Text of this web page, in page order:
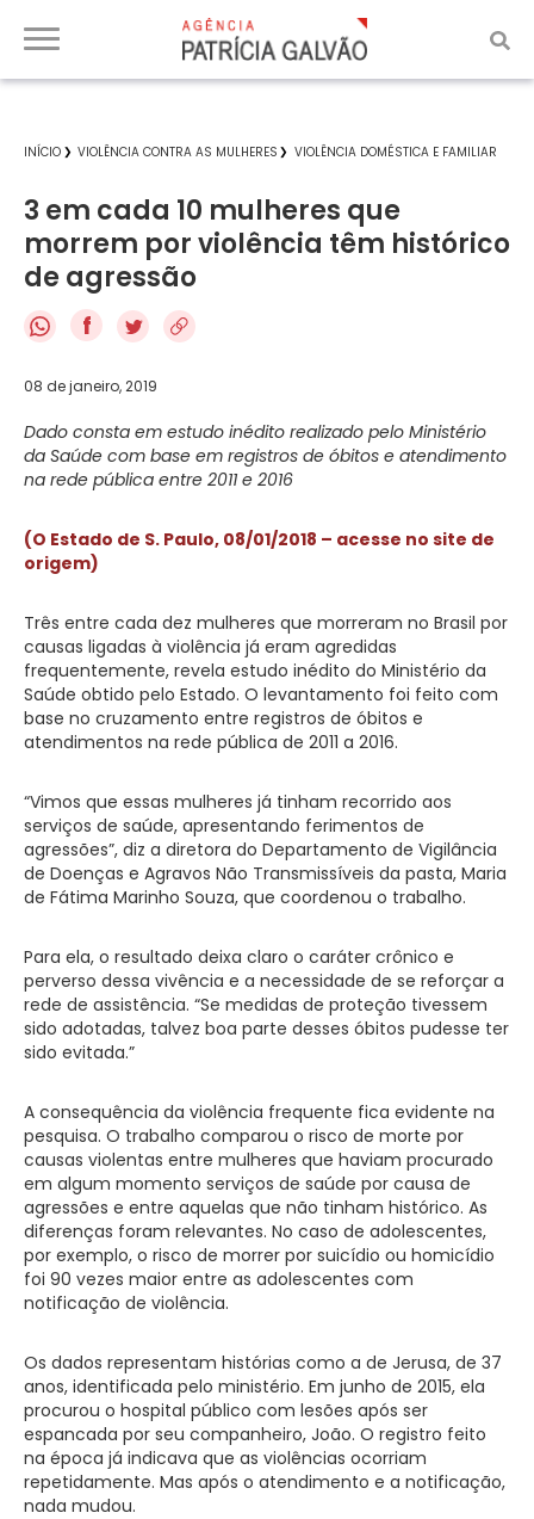
INÍCIO VIOLÊNCIA CONTRA AS MULHERES VIOLÊNCIA DOMÉSTICA E FAMILIAR
3 em cada 10 mulheres que
morrem por violência têm histórico
de agressão
f
08 de janeiro, 2019
Dado consta em estudo inédito realizado pelo Ministério
da Saúde com base em registros de óbitos e atendimento
na rede pública entre 2011 e 2016
(O Estado de S. Paulo, 08/01/2018 – acesse no site de
origem)
Três entre cada dez mulheres que morreram no Brasil por
causas ligadas à violência já eram agredidas
frequentemente, revela estudo inédito do Ministério da
Saúde obtido pelo Estado. O levantamento foi feito com
base no cruzamento entre registros de óbitos e
atendimentos na rede pública de 2011 a 2016.
“Vimos que essas mulheres já tinham recorrido aos
serviços de saúde, apresentando ferimentos de
agressões”, diz a diretora do Departamento de Vigilância
de Doenças e Agravos Não Transmissíveis da pasta, Maria
de Fátima Marinho Souza, que coordenou o trabalho.
Para ela, o resultado deixa claro o caráter crônico e
perverso dessa vivência e a necessidade de se reforçar a
rede de assistência. “Se medidas de proteção tivessem
sido adotadas, talvez boa parte desses óbitos pudesse ter
sido evitada.”
A consequência da violência frequente fica evidente na
pesquisa. O trabalho comparou o risco de morte por
causas violentas entre mulheres que haviam procurado
em algum momento serviços de saúde por causa de
agressões e entre aquelas que não tinham histórico. As
diferenças foram relevantes. No caso de adolescentes,
por exemplo, o risco de morrer por suicídio ou homicídio
foi 90 vezes maior entre as adolescentes com
notificação de violência.
Os dados representam histórias como a de Jerusa, de 37
anos, identificada pelo ministério. Em junho de 2015, ela
procurou o hospital público com lesões após ser
espancada por seu companheiro, João. O registro feito
na época já indicava que as violências ocorriam
repetidamente. Mas após o atendimento e a notificação,
nada mudou.